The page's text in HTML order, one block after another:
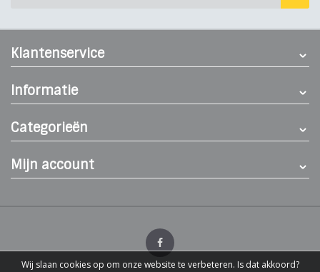
Klantenservice
Informatie
Categorieën
Mijn account
Wij slaan cookies op om onze website te verbeteren. Is dat akkoord?